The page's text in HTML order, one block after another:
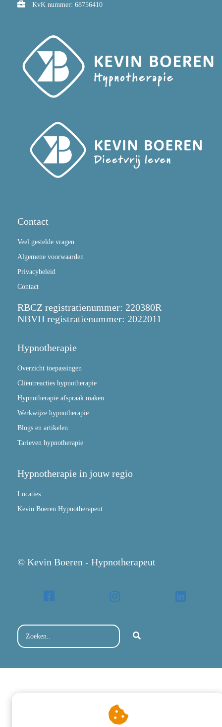
KvK nummer: 68756410
Contact
Veel gestelde vragen
Algemene voorwaarden
Privacybeleid
Contact
RBCZ registratienummer: 220380R
NBVH registratienummer: 2022011
Hypnotherapie
Overzicht toepassingen
Cliëntreacties hypnotherapie
Hypnotherapie afspraak maken
Werkwijze hypnotherapie
Blogs en artikelen
Tarieven hypnotherapie
Hypnotherapie in jouw regio
Locaties
Kevin Boeren Hypnotherapeut
© Kevin Boeren - Hypnotherapeut